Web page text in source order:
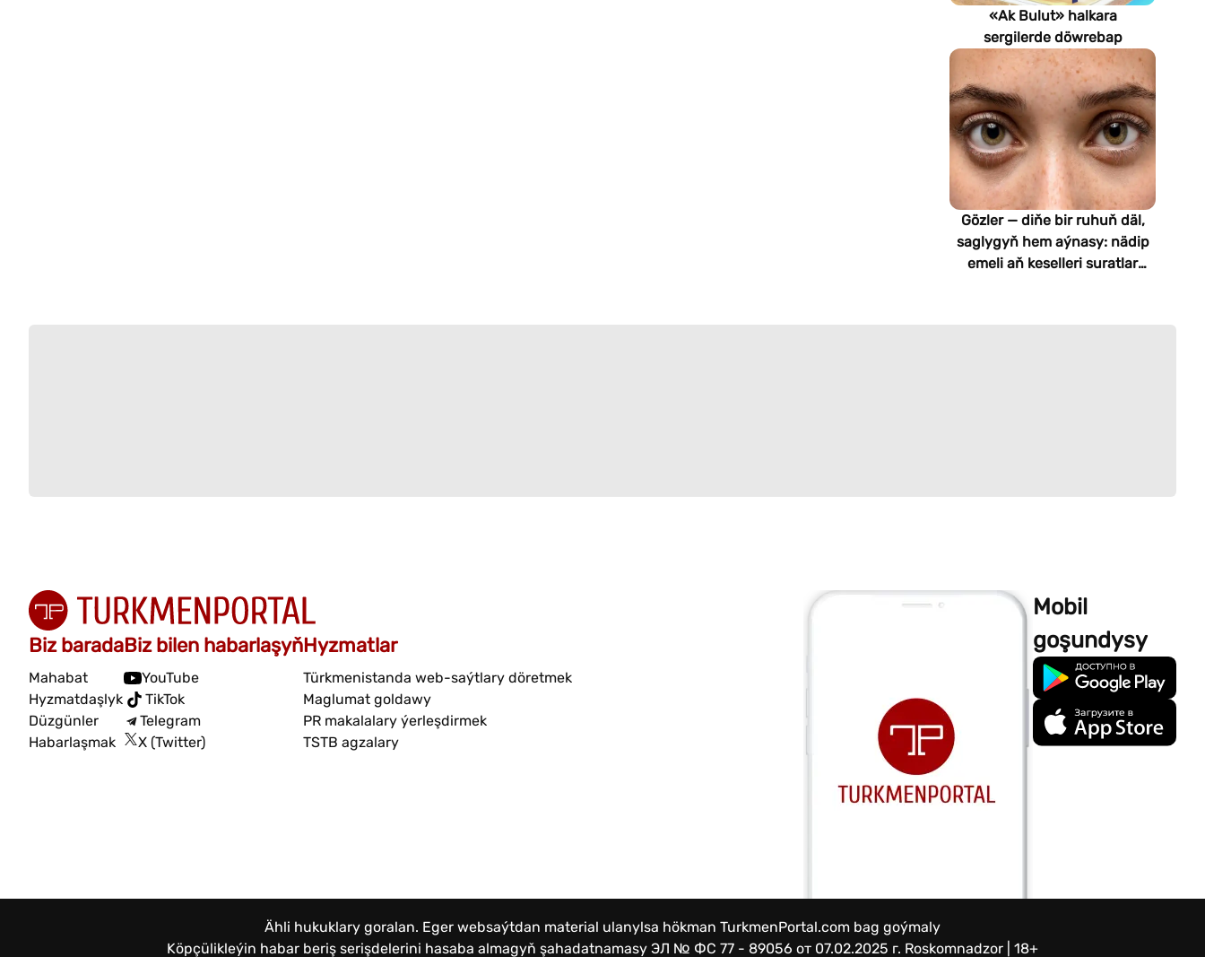
«Ak Bulut» halkara
sergilerde döwrebap
gurluşyk çözgütlerini
görkezýär
Gözler — diňe bir ruhuň däl,
saglygyň hem aýnasy: nädip
emeli aň keselleri suratlar
Biz barada
Mahabat
Hyzmatdaşlyk
Düzgünler
Habarlaşmak
Biz bilen habarlaşyň
YouTube
TikTok
Telegram
X (Twitter)
Hyzmatlar
Türkmenistanda web-saýtlary döretmek
Maglumat goldawy
PR makalalary ýerleşdirmek
TSTB agzalary
Mobil
goşundysy
Ähli hukuklary goralan. Eger websaýtdan material ulanylsa hökman TurkmenPortal.com bag goýmaly
Köpçülikleýin habar beriş serişdelerini hasaba almagyň şahadatnamasy ЭЛ № ФС 77 - 89056 от 07.02.2025 г. Roskomnadzor | 18+